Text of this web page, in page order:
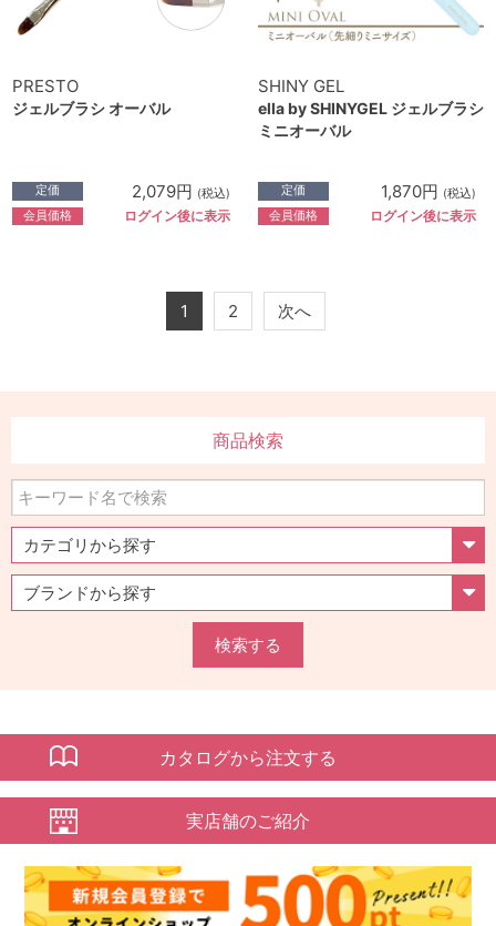
PRESTO
ジェルブラシ オーバル
定価 2,079円 (税込)
会員価格 ログイン後に表示
SHINY GEL
ella by SHINYGEL ジェルブラシ
ミニオーバル
定価 1,870円 (税込)
会員価格 ログイン後に表示
1 2 次へ
商品検索
検索する
カタログから注文する
実店舗のご紹介